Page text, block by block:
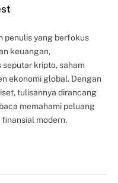
penulis yang berfokus
keuangan,
kripto, saham
ekonomi global. Dengan
tulisannya dirancang
memahami peluang
modern.